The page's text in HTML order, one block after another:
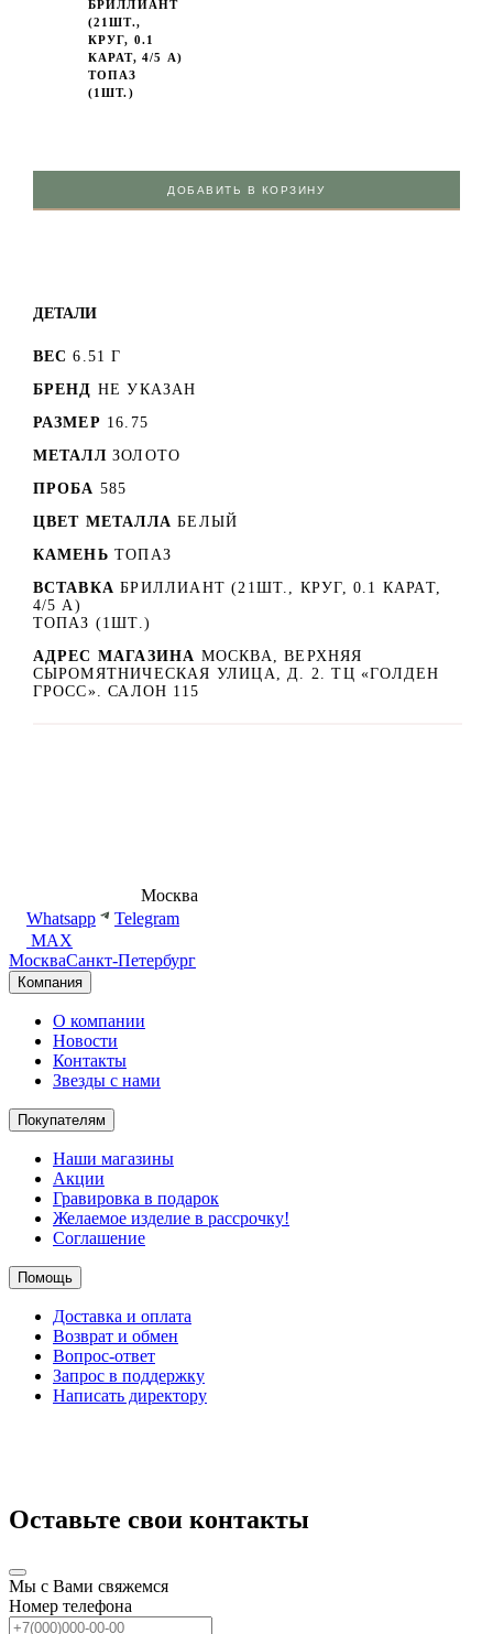
БРИЛЛИАНТ
(21ШТ.,
КРУГ, 0.1
КАРАТ, 4/5 А)
ТОПАЗ
(1ШТ.)
ДОБАВИТЬ В КОРЗИНУ
ДЕТАЛИ
ВЕС 6.51 Г
БРЕНД НЕ УКАЗАН
РАЗМЕР 16.75
МЕТАЛЛ ЗОЛОТО
ПРОБА 585
ЦВЕТ МЕТАЛЛА БЕЛЫЙ
КАМЕНЬ ТОПАЗ
ВСТАВКА БРИЛЛИАНТ (21ШТ., КРУГ, 0.1 КАРАТ,
4/5 А)
ТОПАЗ (1ШТ.)
АДРЕС МАГАЗИНА МОСКВА, ВЕРХНЯЯ
СЫРОМЯТНИЧЕСКАЯ УЛИЦА, Д. 2. ТЦ «ГОЛДЕН
ГРОСС». САЛОН 115
Москва
Whatsapp
Telegram
MAX
МоскваСанкт-Петербург
Компания
О компании
Новости
Контакты
Звезды с нами
Покупателям
Наши магазины
Акции
Гравировка в подарок
Желаемое изделие в рассрочку!
Соглашение
Помощь
Доставка и оплата
Возврат и обмен
Вопрос-ответ
Запрос в поддержку
Написать директору
Оставьте свои контакты
Мы с Вами свяжемся
Номер телефона